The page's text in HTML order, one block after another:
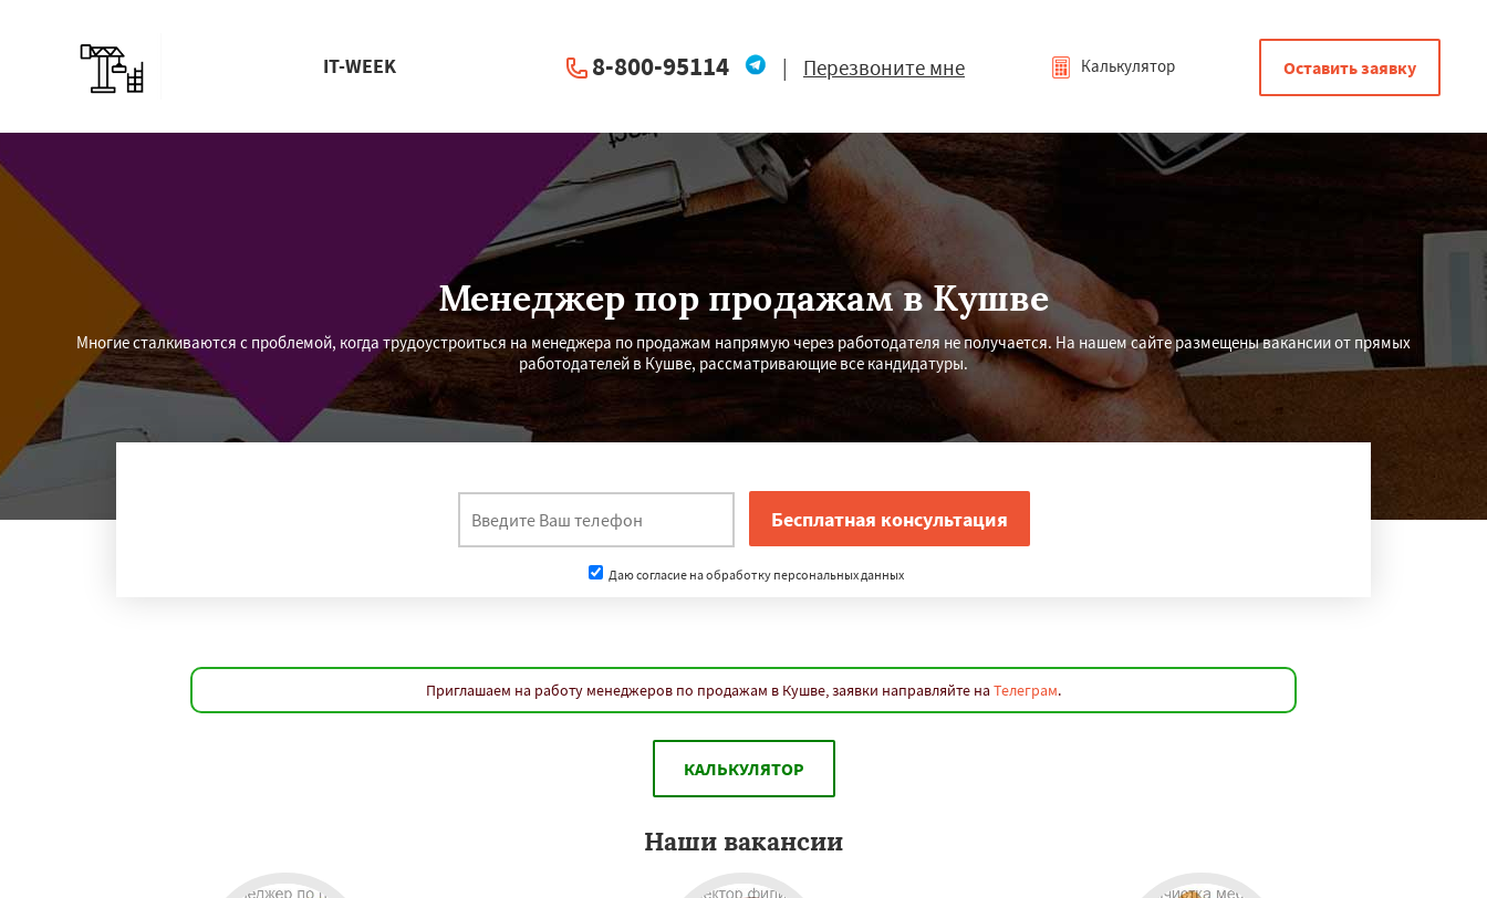
IT-WEEK 8-800-95114 | Перезвоните мне Калькулятор Оставить заявку
Менеджер пор продажам в Кушве
Многие сталкиваются с проблемой, когда трудоустроиться на менеджера по продажам напрямую через работодателя не получается. На нашем сайте размещены вакансии от прямых
работодателей в Кушве, рассматривающие все кандидатуры.
Даю согласие на обработку персональных данных
Приглашаем на работу менеджеров по продажам в Кушве, заявки направляйте на Телеграм.
КАЛЬКУЛЯТОР
Наши вакансии